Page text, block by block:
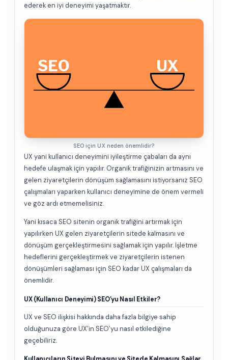
ederek en iyi deneyimi yaşatmaktır.
SEO için UX neden önemlidir?
UX yani kullanıcı deneyimini iyileştirme çabaları da aynı
hedefe ulaşmak için yapılır. Organik trafiğinizin artmasını ve
gelen ziyaretçilerin dönüşüm sağlamasını istiyorsanız SEO
çalışmaları yaparken kullanıcı deneyimine de önem vermeli
ve göz ardı etmemelisiniz.
Yani kısaca SEO sitenin organik trafiğini artırmak için
yapılırken UX gelen ziyaretçilerin sitede kalmasını ve
dönüşüm gerçekleştirmesini sağlamak için yapılır. İşletme
hedeflerini gerçekleştirmek ve ziyaretçilerin istenen
dönüşümleri sağlaması için SEO kadar UX çalışmaları da
önemlidir.
UX (Kullanıcı Deneyimi) SEO’yu Nasıl Etkiler?
UX ve SEO ilişkisi hakkında daha fazla bilgiye sahip
olduğunuza göre UX’in SEO’yu nasıl etkilediğine
geçebiliriz.